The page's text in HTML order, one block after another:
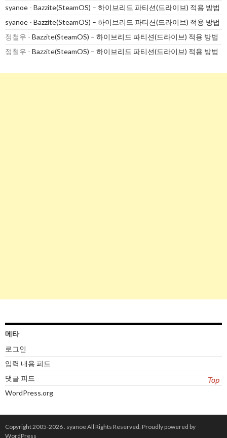
syanoe - Bazzite(SteamOS) – 하이브리드 파티션(드라이브) 적용 방법
syanoe - Bazzite(SteamOS) – 하이브리드 파티션(드라이브) 적용 방법
정철우 - Bazzite(SteamOS) – 하이브리드 파티션(드라이브) 적용 방법
정철우 - Bazzite(SteamOS) – 하이브리드 파티션(드라이브) 적용 방법
메타
로그인
입력 내용 피드
댓글 피드
WordPress.org
Top
Copyright 2005-2026 . syanoeAll Rights Reserved. Proudly powered by
WordPress